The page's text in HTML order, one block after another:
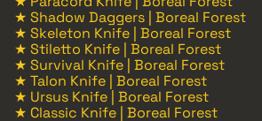
★ Shadow Daggers | Boreal Forest
★ Skeleton Knife | Boreal Forest
★ Stiletto Knife | Boreal Forest
★ Survival Knife | Boreal Forest
★ Talon Knife | Boreal Forest
★ Ursus Knife | Boreal Forest
★ Classic Knife | Boreal Forest